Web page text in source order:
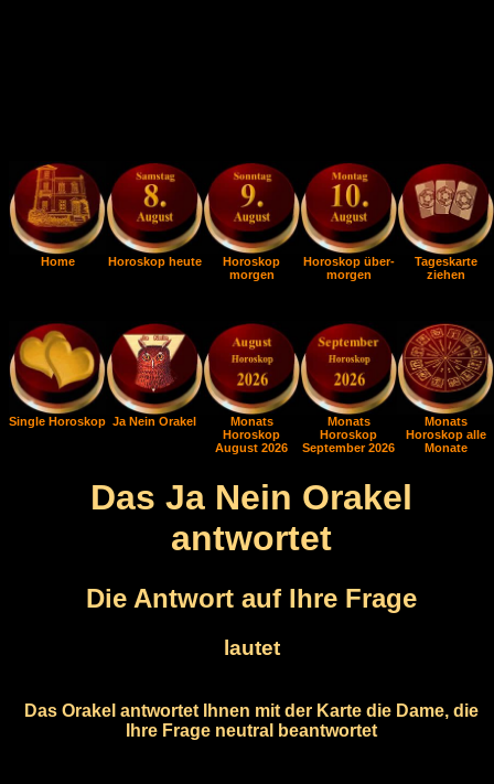
Home Horoskop heute
Horoskop
morgen
Horoskop über-
morgen
Tageskarte
ziehen
Single Horoskop Ja Nein Orakel
Monats
Horoskop
August 2026
Monats
Horoskop
September 2026
Monats
Horoskop alle
Monate
Das Ja Nein Orakel
antwortet
Die Antwort auf Ihre Frage
lautet
Das Orakel antwortet Ihnen mit der Karte die Dame, die
Ihre Frage neutral beantwortet